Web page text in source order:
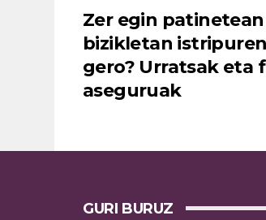
Zer egin
bizikletan
gero? Urratsak eta
aseguruak
GURI BURUZ